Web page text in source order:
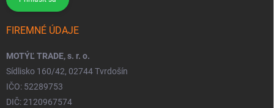
FIREMNÉ ÚDAJE
MOTÝĽ TRADE, s. r. o.
Sídlisko 160/42, 02744 Tvrdošín
IČO: 52289753
DIČ: 2120967574